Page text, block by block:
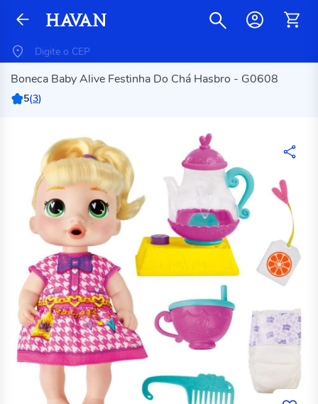
Boneca Baby Alive Festinha Do Chá Hasbro - G0608
5(3)